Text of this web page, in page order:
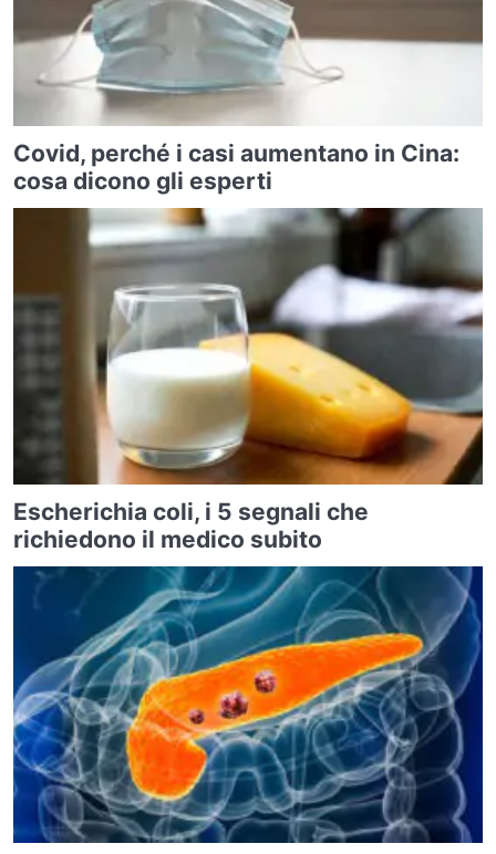
Covid, perché i casi aumentano in Cina:
cosa dicono gli esperti
Escherichia coli, i 5 segnali che
richiedono il medico subito